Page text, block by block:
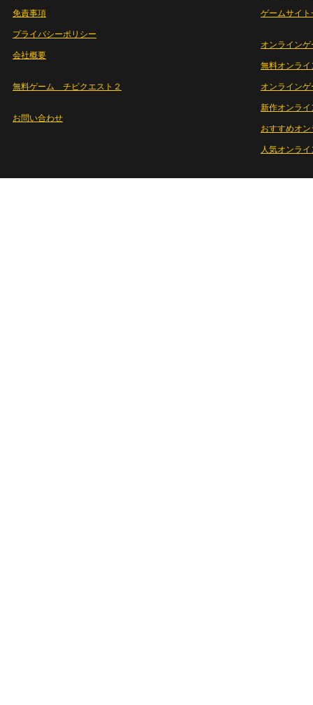
免責事項
プライバシーポリシー
会社概要
無料ゲーム チビクエスト２
お問い合わせ
ゲームサイト
オンラインゲ
無料オンライ
オンライン
新作オンライ
おすすめオ
人気オンラ